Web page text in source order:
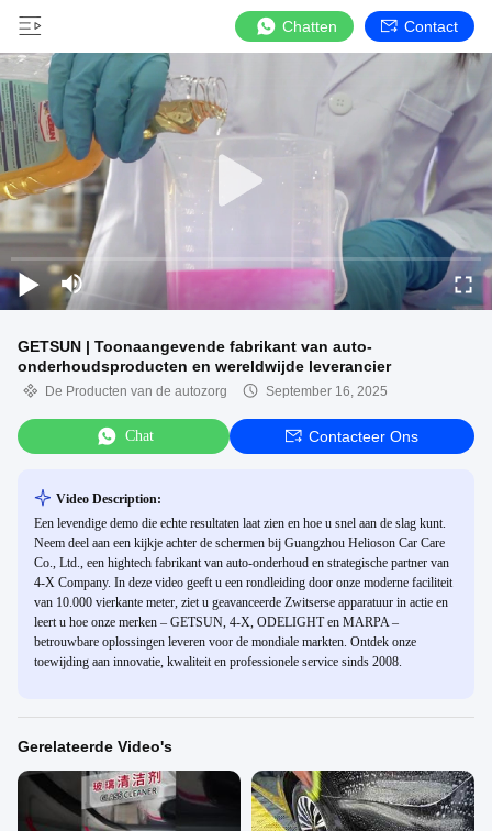
Chatten Contact
GETSUN | Toonaangevende fabrikant van auto-
onderhoudsproducten en wereldwijde leverancier
De Producten van de autozorg September 16, 2025
Chat Contacteer Ons
Video Description:
Een levendige demo die echte resultaten laat zien en hoe u snel aan de slag kunt.
Neem deel aan een kijkje achter de schermen bij Guangzhou Helioson Car Care
Co., Ltd., een hightech fabrikant van auto-onderhoud en strategische partner van
4-X Company. In deze video geeft u een rondleiding door onze moderne faciliteit
van 10.000 vierkante meter, ziet u geavanceerde Zwitserse apparatuur in actie en
leert u hoe onze merken – GETSUN, 4-X, ODELIGHT en MARPA –
betrouwbare oplossingen leveren voor de mondiale markten. Ontdek onze
toewijding aan innovatie, kwaliteit en professionele service sinds 2008.
Gerelateerde Video's